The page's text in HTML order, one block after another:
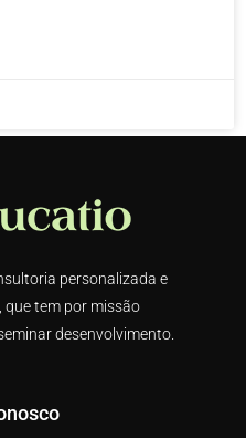
personalizada e
que tem por missão
desenvolvimento.